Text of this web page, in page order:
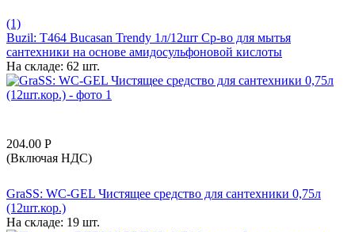
(1)
Buzil: T464 Bucasan Trendy 1л/12шт Ср-во для мытья
сантехники на основе амидосульфоновой кислоты
На складе: 62 шт.
204.00 Р
(Включая НДС)
GraSS: WC-GEL Чистящее средство для сантехники 0,75л
(12шт.кор.)
На складе: 19 шт.